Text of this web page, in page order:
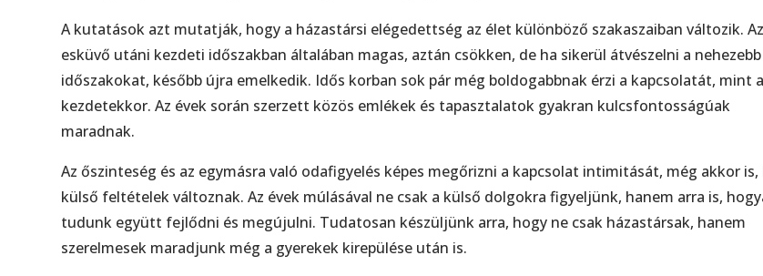
A kutatások azt mutatják, hogy a házastársi elégedettség az élet különböző szakaszaiban változik. Az
esküvő utáni kezdeti időszakban általában magas, aztán csökken, de ha sikerül átvészelni a nehezebb
időszakokat, később újra emelkedik. Idős korban sok pár még boldogabbnak érzi a kapcsolatát, mint a
kezdetekkor. Az évek során szerzett közös emlékek és tapasztalatok gyakran kulcsfontosságúak
maradnak.
Az őszinteség és az egymásra való odafigyelés képes megőrizni a kapcsolat intimitását, még akkor is,
külső feltételek változnak. Az évek múlásával ne csak a külső dolgokra figyeljünk, hanem arra is,
tudunk együtt fejlődni és megújulni. Tudatosan készüljünk arra, hogy ne csak házastársak, hanem
szerelmesek maradjunk még a gyerekek kirepülése után is.